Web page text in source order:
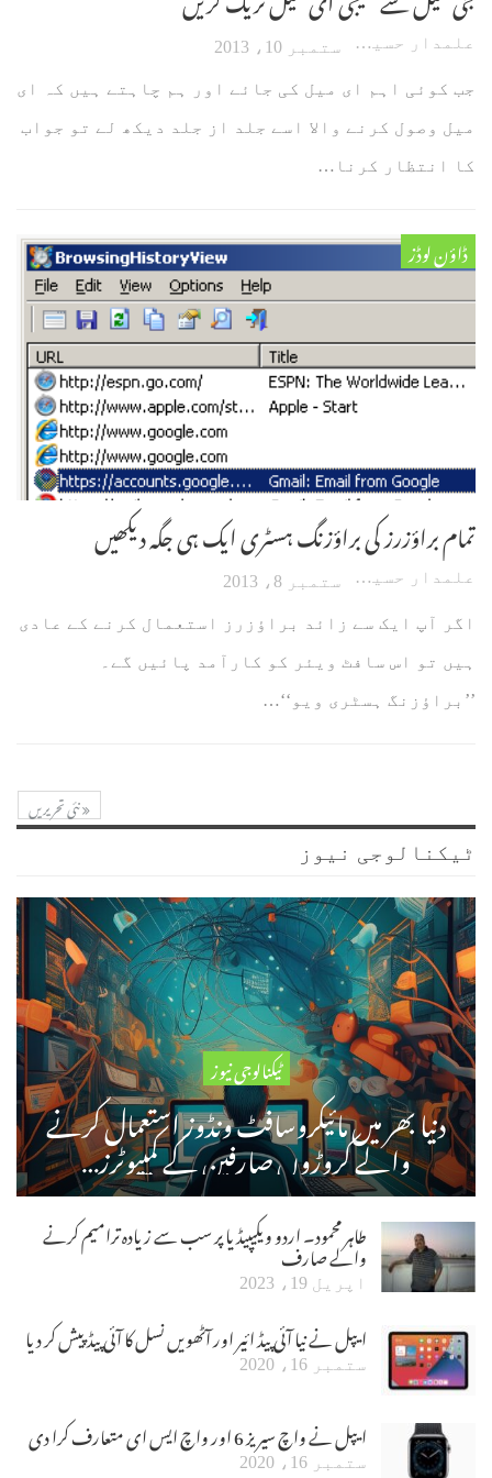
علمدار حسین ستمبر 10، 2013
جب کوئی اہم ای میل کی جائے اور ہم چاہتے ہیں کہ ای
میل وصول کرنے والا اسے جلد از جلد دیکھ لے تو جواب
کا انتظار کرنا…
ڈاؤن لوڈز
تمام براؤزرز کی براؤزنگ ہسٹری ایک ہی جگہ دیکھیں
علمدار حسین ستمبر 8، 2013
اگر آپ ایک سے زائد براؤزرز استعمال کرنے کے عادی
ہیں تو اس سافٹ ویئر کو کارآمد پائیں گے۔
’’براؤزنگ ہسٹری ویو‘‘…
نئی تحریریں
ٹیکنالوجی نیوز
ٹیکنالوجی نیوز
دنیا بھر میں مائیکروسافٹ ونڈوز استعمال کرنے
والے کروڑوں صارفین کے کمپیوٹرز…
طاہر محمود۔ اردو ویکیپیڈیا پر سب سے زیادہ ترامیم کرنے
والے صارف
اپریل 19، 2023
ایپل نے نیا آئی پیڈ ائیر اور آٹھویں نسل کا آئی پیڈ پیش کر دیا
ستمبر 16، 2020
ایپل نے واچ سیریز 6 اور واچ ایس ای متعارف کرا دی
ستمبر 16، 2020